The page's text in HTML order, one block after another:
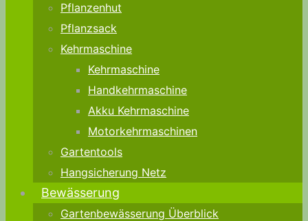
Pflanzenhut
Pflanzsack
Kehrmaschine
Kehrmaschine
Handkehrmaschine
Akku Kehrmaschine
Motorkehrmaschinen
Gartentools
Hangsicherung Netz
Bewässerung
Gartenbewässerung Überblick